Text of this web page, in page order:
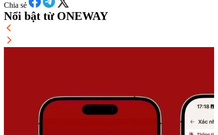
Chia sẻ
Nổi bật từ ONEWAY